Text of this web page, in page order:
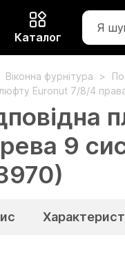
Каталог
Віконна фурнітура
Euronut 7/8/4
9